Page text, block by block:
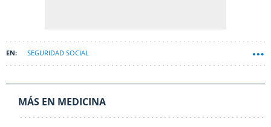
SEGURIDAD SOCIAL
MÁS EN MEDICINA